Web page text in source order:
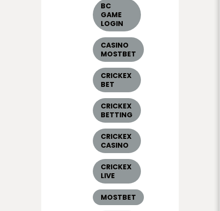
BC
GAME
LOGIN
CASINO
MOSTBET
CRICKEX
BET
CRICKEX
BETTING
CRICKEX
CASINO
CRICKEX
LIVE
MOSTBET